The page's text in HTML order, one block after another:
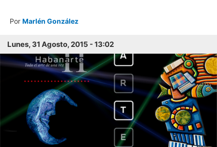
Por Marlén González
Lunes, 31 Agosto, 2015 - 13:02